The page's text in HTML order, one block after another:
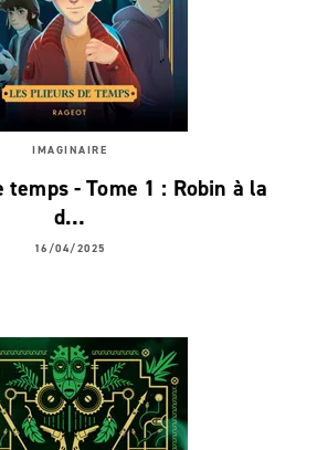
IMAGINAIRE
temps - Tome 1 : Robin à la
d…
16/04/2025